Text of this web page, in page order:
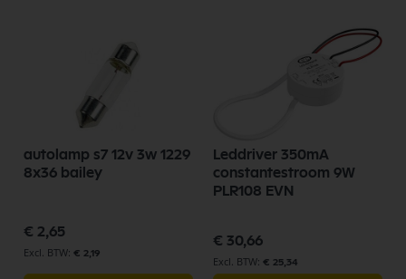
autolamp s7 12v 3w 1229
8x36 bailey
€ 2,65
€ 2,19
Leddriver 350mA
constantestroom 9W
PLR108 EVN
€ 30,66
€ 25,34